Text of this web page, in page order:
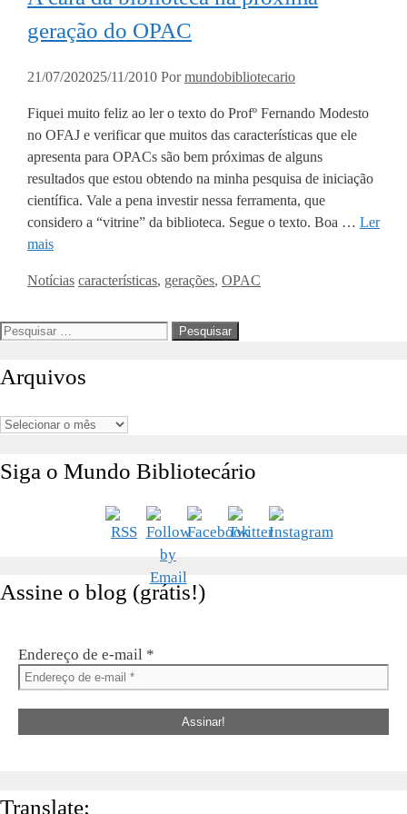
geração do OPAC
21/07/202025/11/2010 Pormundobibliotecario
Fiquei muito feliz ao ler o texto do Profº Fernando Modesto
no OFAJ e verificar que muitos das características que ele
apresenta para OPACs são bem próximas de alguns
resultados que estou obtendo na minha pesquisa de iniciação
científica. Vale a pena investir nessa ferramenta, que
considero a “vitrine” da biblioteca. Segue o texto. Boa … Ler
mais
Categorias
Notícias Tags
características, gerações, OPAC
Pesquisar
Arquivos
Arquivos
Siga o Mundo Bibliotecário
Assine o blog (grátis!)
Endereço de e-mail *
Translate: